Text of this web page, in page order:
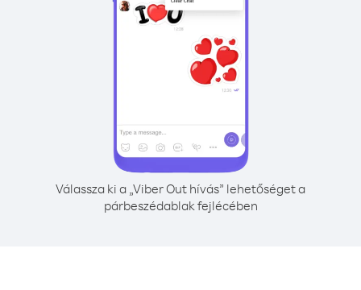
Válassza ki a „Viber Out hívás” lehetőséget a
párbeszédablak fejlécében